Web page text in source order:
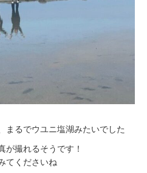
まるでウユニ塩湖みたいでした
が撮れるそうです！
てくださいね